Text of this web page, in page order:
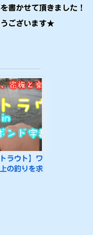
書かせて頂きました！
うございます★
ラウト】ワ
の釣りを求